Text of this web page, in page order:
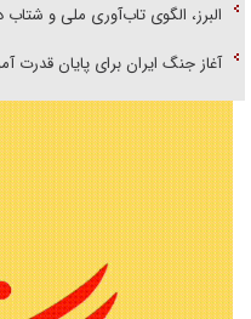
البرز، الگوی تاب‌آوری ملی و شتاب
آغاز جنگ ایران برای پایان قدرت